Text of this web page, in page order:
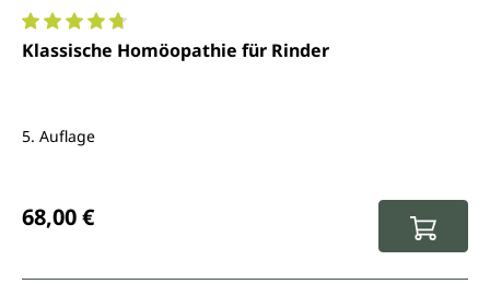
Durchschnittliche Bewertung von 4.8 von 5 Sternen
Klassische Homöopathie für Rinder
5. Auflage
68,00 €